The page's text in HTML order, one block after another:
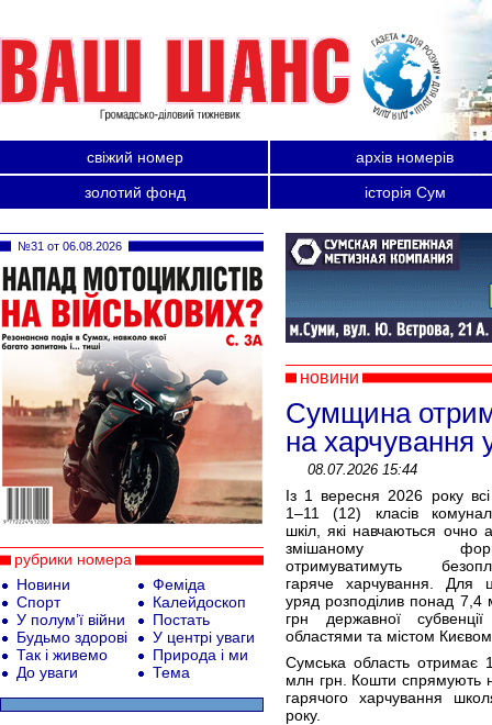
свіжий номер
архів номерів
золотий фонд
історія Сум
новини
Сумщина
на харчування
08.07.2026 15:44
Із 1 вересня 2026 року всі
1–11 (12) класів
шкіл, які навчаються очно
змішаному
отримуватимуть
гаряче харчування. Для
уряд розподілив понад 7,4
грн державної
областями та містом
Сумська область отримає
млн грн. Кошти спрямують
гарячого харчування
року.
№31 от 06.08.2026
рубрики номера
Новини
Спорт
У полум’ї війни
Будьмо здорові
Так і живемо
До уваги
Феміда
Калейдоскоп
Постать
У центрі уваги
Природа і ми
Тема